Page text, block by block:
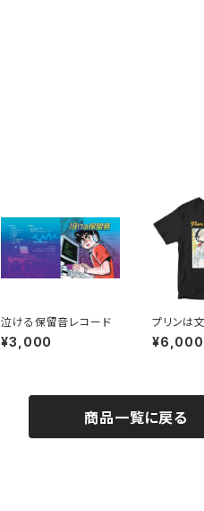
泣ける保留音レコード
¥3,000
プリンは
（ブラック）
¥6,000
商品一覧に戻る